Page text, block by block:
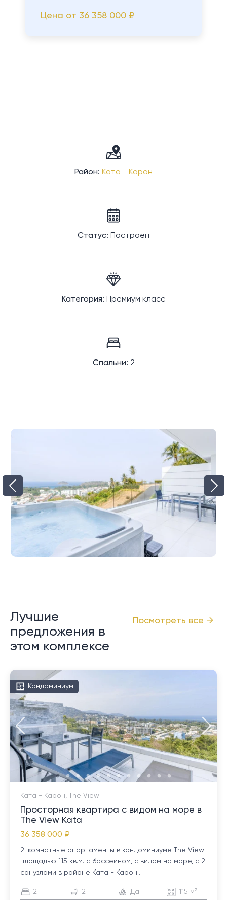
Цена от 36 358 000 ₽
Район: Ката - Карон
Статус: Построен
Категория: Премиум класс
Спальни: 2
Посмотреть все →
Лучшие
предложения в
этом комплексе
Кондоминиум
Ката - Карон, The View
Просторная квартира с видом на море в
The View Kata
36 358 000 ₽
2-комнатные апартаменты в кондоминиуме The View
площадью 115 кв.м. с бассейном, с видом на море, с 2
санузлами в районе Ката - Карон...
2 2 Да 115 м²